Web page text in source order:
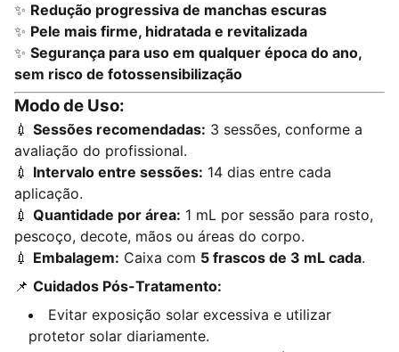
✨ Redução progressiva de manchas escuras
✨ Pele mais firme, hidratada e revitalizada
✨ Segurança para uso em qualquer época do ano,
sem risco de fotossensibilização
Modo de Uso:
💉 Sessões recomendadas: 3 sessões, conforme a
avaliação do profissional.
💉 Intervalo entre sessões: 14 dias entre cada
aplicação.
💉 Quantidade por área: 1 mL por sessão para rosto,
pescoço, decote, mãos ou áreas do corpo.
💉 Embalagem: Caixa com 5 frascos de 3 mL cada.
📌 Cuidados Pós-Tratamento:
Evitar exposição solar excessiva e utilizar
protetor solar diariamente.